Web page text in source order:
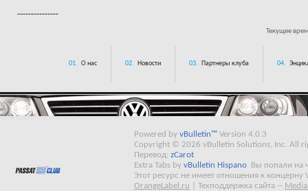
---------------
Текущее
01. О нас 02. Новости 03. Партнеры клуба 04.
Powered by vBulletin™ Version 4.0.3
Copyright © 2026 vBulletin Solutions, Inc. All
Перевод: zCarot
Extra Tabs by vBulletin Hispano
Вы попали на
Этот ресурс не имеет отношения к концерну
OrangeLabel.ru
Техподдержка сайта --